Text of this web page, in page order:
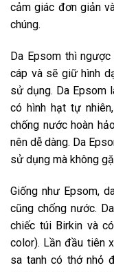
cảm giác đơn giản
chúng.
Da Epsom thì
cáp và sẽ giữ hình
sử dụng. Da Epsom
có hình hạt tự
chống nước hoàn
nên dễ dàng. Da
sử dụng mà không
Giống như Epsom,
cũng chống nước.
chiếc túi Birkin và
color). Lần đầu tiên
sa tanh có thớ nhỏ